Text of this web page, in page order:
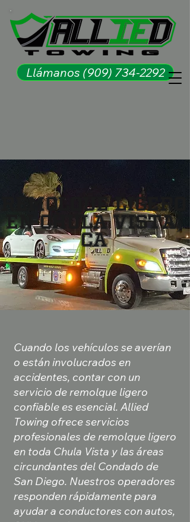
Llámanos (909) 734-2292
Remolque Ligero
en Chula Vista,
CA
Cuando los vehículos se averían
o están involucrados en
accidentes, contar con un
servicio de remolque ligero
confiable es esencial. Allied
Towing ofrece servicios
profesionales de remolque ligero
en toda Chula Vista y las áreas
circundantes del Condado de
San Diego. Nuestros operadores
responden rápidamente para
ayudar a conductores con autos,